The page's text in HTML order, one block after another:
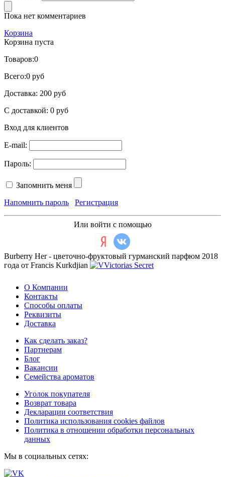
Пока нет комментариев
Корзина
Корзина пуста
Товаров:0
Всего:0 руб
Доставка: 200 руб
С доставкой: 0 руб
Вход для клиентов
E-mail:
Пароль:
Запомнить меня
Напомнить пароль
Регистрация
Или войти с помощью
Burberry Her - цветочно-фруктовый гурманский парфюм 2018
года от Francis Kurkdjian
О Компании
Контакты
Способы оплаты
Реквизиты
Доставка
Как сделать заказ?
Партнерам
Блог
Вакансии
Семейства ароматов
Уголок покупателя
Возврат товара
Декларации соответствия
Политика использования cookies файлов
Политика в отношении обработки персональных
данных
Мы в социальных сетях: